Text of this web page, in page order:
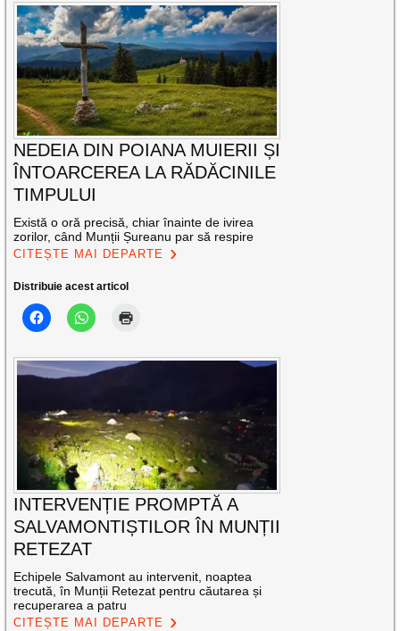
NEDEIA DIN POIANA MUIERII ȘI
ÎNTOARCEREA LA RĂDĂCINILE
TIMPULUI
Există o oră precisă, chiar înainte de ivirea
zorilor, când Munții Șureanu par să respire
CITEȘTE MAI DEPARTE
Distribuie acest articol
INTERVENȚIE PROMPTĂ A
SALVAMONTIȘTILOR ÎN MUNȚII
RETEZAT
Echipele Salvamont au intervenit, noaptea
trecută, în Munții Retezat pentru căutarea și
recuperarea a patru
CITEȘTE MAI DEPARTE